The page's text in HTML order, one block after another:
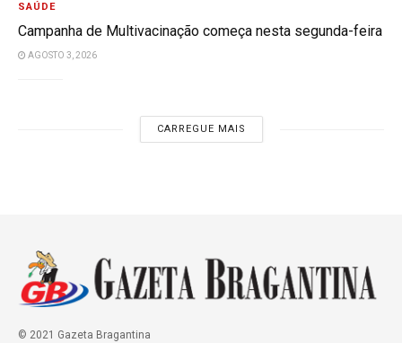
SAÚDE
Campanha de Multivacinação começa nesta segunda-feira
AGOSTO 3, 2026
CARREGUE MAIS
© 2021 Gazeta Bragantina